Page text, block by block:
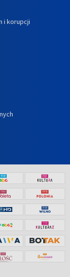
i korupcji